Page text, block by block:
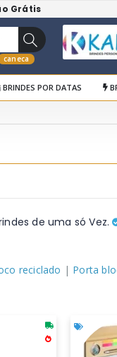
Grátis
caneca
BRINDES POR DATAS
de uma só Vez.
reciclado | Porta